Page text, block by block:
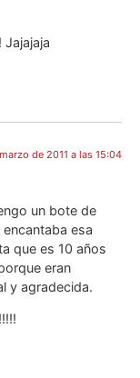
Jajajaja
de 2011 a las 15:04
un bote de
esa
que es 10 años
eran
y agradecida.